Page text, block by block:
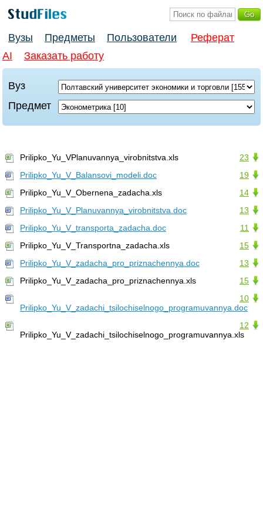
Вузы Предметы Пользователи
Реферат
AI
Заказать работу
Вуз
Предмет
23
Prilipko_Yu_VPlanuvannya_virobnitstva.xls
19
Prilipko_Yu_V_Balansovi_modeli.doc
14
Prilipko_Yu_V_Obernena_zadacha.xls
13
Prilipko_Yu_V_Planuvannya_virobnitstva.doc
11
Prilipko_Yu_V_transporta_zadacha.doc
15
Prilipko_Yu_V_Transportna_zadacha.xls
13
Prilipko_Yu_V_zadacha_pro_priznachennya.doc
15
Prilipko_Yu_V_zadacha_pro_priznachennya.xls
10
Prilipko_Yu_V_zadachi_tsilochiselnogo_programuvannya.doc
12
Prilipko_Yu_V_zadachi_tsilochiselnogo_programuvannya.xls